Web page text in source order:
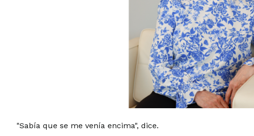
"Sabía que se me venía encima", dice.